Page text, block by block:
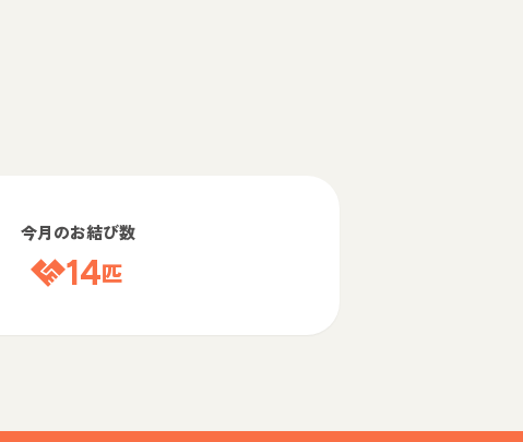
今月のお結び数
14匹